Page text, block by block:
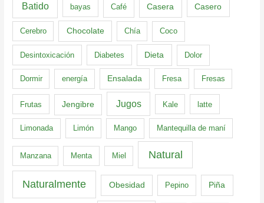
Batido bayas Café Casera Casero
Cerebro Chocolate Chía Coco
Desintoxicación Diabetes Dieta Dolor
Dormir energía Ensalada Fresa Fresas
Frutas Jengibre Jugos Kale latte
Limonada Limón Mango Mantequilla de maní
Manzana Menta Miel Natural
Naturalmente Obesidad Pepino Piña